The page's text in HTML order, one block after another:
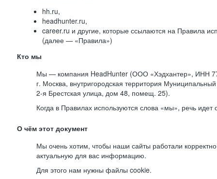
hh.ru,
headhunter.ru,
career.ru и другие, которые ссылаются на Правила
(далее — «Правила»)
Кто мы
Мы — компания HeadHunter (ООО «Хэдхантер», ИНН
г. Москва, внутригородская территория Муниципальный
2-я Брестская улица, дом 48, помещ. 25).
Когда в Правилах используются слова «мы», речь
О чём этот документ
Мы очень хотим, чтобы наши сайты работали
актуальную для вас информацию.
Для этого нам нужны файлы cookie.